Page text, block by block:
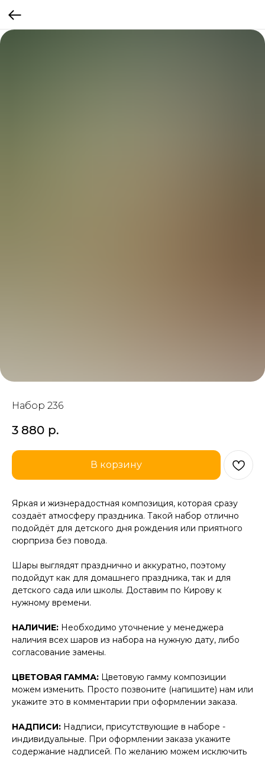
Набор 236
3 880 р.
В корзину
Яркая и жизнерадостная композиция, которая сразу
создаёт атмосферу праздника. Такой набор отлично
подойдёт для детского дня рождения или приятного
сюрприза без повода.
Шары выглядят празднично и аккуратно, поэтому
подойдут как для домашнего праздника, так и для
детского сада или школы. Доставим по Кирову к
нужному времени.
НАЛИЧИЕ: Необходимо уточнение у менеджера
наличия всех шаров из набора на нужную дату, либо
согласование замены.
ЦВЕТОВАЯ ГАММА: Цветовую гамму композиции
можем изменить. Просто позвоните (напишите) нам или
укажите это в комментарии при оформлении заказа.
НАДПИСИ: Надписи, присутствующие в наборе -
индивидуальные. При оформлении заказа укажите
содержание надписей. По желанию можем исключить